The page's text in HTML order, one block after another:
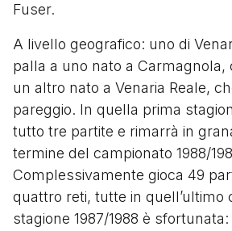
Fuser.
A livello geografico: uno di
palla a uno nato a Carmagnola,
un altro nato a Venaria Reale,
pareggio. In quella prima
tutto tre partite e rimarrà in
termine del campionato 1988/
Complessivamente gioca 49
quattro reti, tutte in quell’ultimo
stagione 1987/1988 è